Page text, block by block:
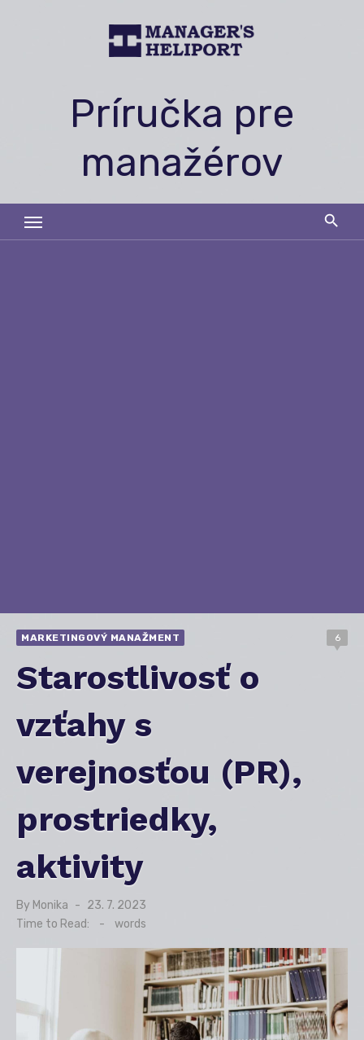
Príručka pre
manažérov
MARKETINGOVÝ MANAŽMENT 6
Starostlivosť o
vzťahy s
verejnosťou (PR),
prostriedky,
aktivity
By Monika
Posted
on
23. 7. 2023
Time to Read:
- words